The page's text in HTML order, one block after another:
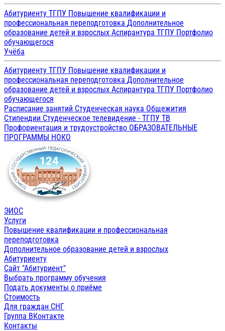
Абитуриенту ТГПУ Повышение квалификации и
профессиональная переподготовка Дополнительное
образование детей и взрослых Аспирантура ТГПУ Портфолио
обучающегося
Учёба
Абитуриенту ТГПУ Повышение квалификации и
профессиональная переподготовка Дополнительное
образование детей и взрослых Аспирантура ТГПУ Портфолио
обучающегося
Расписание занятий Студенческая наука Общежития
Стипендии Студенческое телевидение - ТГПУ ТВ
Профориентация и трудоустройство ОБРАЗОВАТЕЛЬНЫЕ
ПРОГРАММЫ НОКО
ЭИОС
Услуги
Повышение квалификации и профессиональная
переподготовка
Дополнительное образование детей и взрослых
Абитуриенту
Сайт "Абитуриент"
Выбрать программу обучения
Подать документы о приёме
Стоимость
Для граждан СНГ
Группа ВКонтакте
Контакты